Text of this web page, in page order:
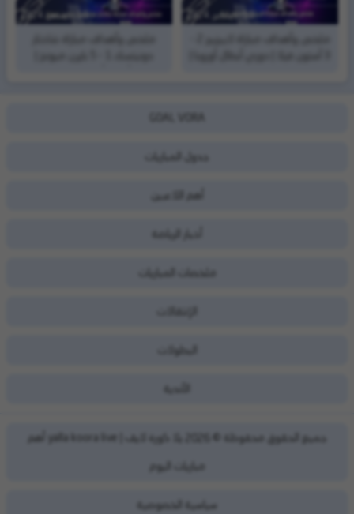
10, ديسمبر, 2024
3 أستون فيلا | دوري أبطال أوروبا |
10, ديسمبر, 2024
ملخص وأهداف مباراة شاختار
دونيتسك 1 - 5 بايرن ميونخ |
جدول المباريات
أهم اللاعبين
أخبار الرياضة
ملخصات المباريات
الإنتقالات
البطولات
الأندية
جميع الحقوق محفوظة ©
يلا كورة لايف | yalla koora live أهم
مباريات اليوم
سياسية الخصوصية